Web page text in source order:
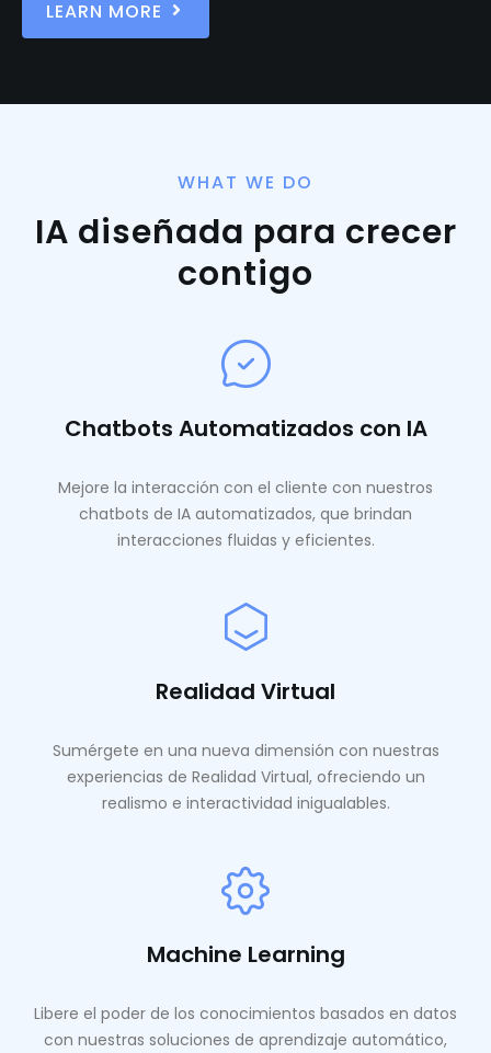
LEARN MORE
WHAT WE DO
IA diseñada para crecer
contigo
Chatbots Automatizados con IA
Mejore la interacción con el cliente con nuestros
chatbots de IA automatizados, que brindan
interacciones fluidas y eficientes.
Realidad Virtual
Sumérgete en una nueva dimensión con nuestras
experiencias de Realidad Virtual, ofreciendo un
realismo e interactividad inigualables.
Machine Learning
Libere el poder de los conocimientos basados ​​en datos
con nuestras soluciones de aprendizaje automático,